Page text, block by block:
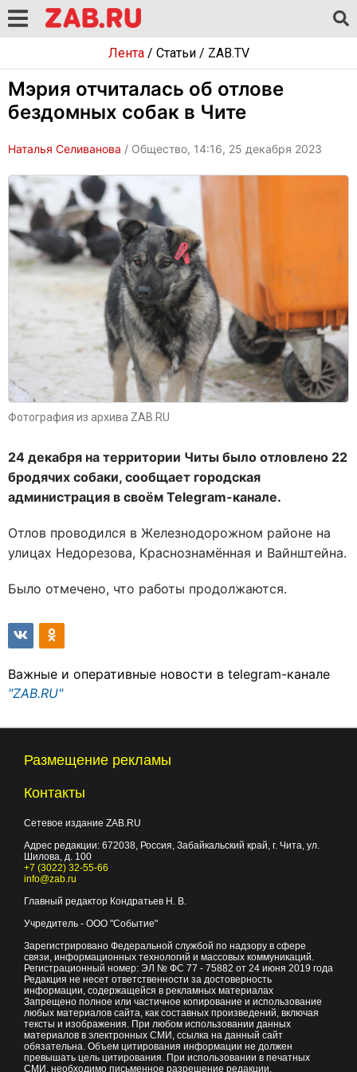
Лента/ Статьи/ ZAB.TV
Мэрия отчиталась об отлове
бездомных собак в Чите
Наталья Селиванова / Общество, 14:16, 25 декабря 2023
Фотография из архива ZAB.RU
24 декабря на территории Читы было отловлено 22
бродячих собаки, сообщает городская
администрация в своём Telegram-канале.
Отлов проводился в Железнодорожном районе на
улицах Недорезова, Краснознамённая и Вайнштейна.
Было отмечено, что работы продолжаются.
Важные и оперативные новости в telegram-канале
"ZAB.RU"
Размещение рекламы
Контакты
Сетевое издание ZAB.RU
Адрес редакции: 672038 , Россия, Забайкальский край, г. Чита ул.
Шилова, д. 100
+7 (3022) 32-55-66
info@zab.ru
Главный редактор Кондратьев Н. В.
Учредитель - ООО "Событие"
Зарегистрировано Федеральной службой по надзору в сфере
связи, информационных технологий и массовых коммуникаций.
Регистрационный номер: ЭЛ № ФС 77 - 75882 от 24 июня 2019 года
Редакция не несет ответственности за достоверность
информации, содержащейся в рекламных материалах
Запрещено полное или частичное копирование и использование
любых материалов сайта, как составных произведений, включая
тексты и изображения. При любом использовании данных
материалов в электронных СМИ, ссылка на данный сайт
обязательна. Объем цитирования информации не должен
превышать цель цитирования. При использовании в печатных
СМИ, необходимо письменное разрешение редакции.